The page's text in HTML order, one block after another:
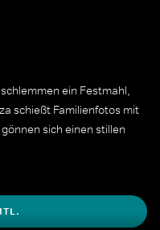
ein Festmahl,
schießt Familienfotos mit
sich einen stillen